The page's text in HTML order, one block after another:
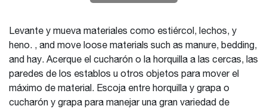
Levante y mueva materiales como estiércol, lechos, y
heno. , and move loose materials such as manure, bedding,
and hay. Acerque el cucharón o la horquilla a las cercas, las
paredes de los establos u otros objetos para mover el
máximo de material. Escoja entre horquilla y grapa o
cucharón y grapa para manejar una gran variedad de